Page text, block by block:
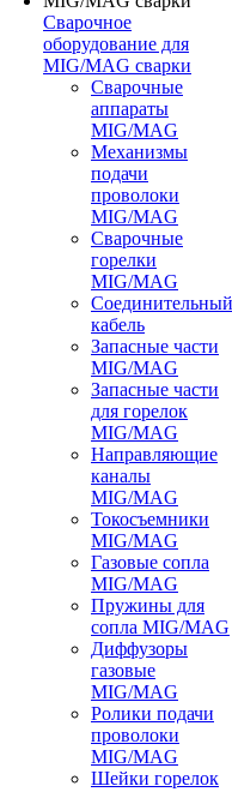
Сварочное
оборудование для
MIG/MAG сварки
Сварочные
аппараты
MIG/MAG
Механизмы
подачи
проволоки
MIG/MAG
Сварочные
горелки
MIG/MAG
Соединительный
кабель
Запасные части
MIG/MAG
Запасные части
для горелок
MIG/MAG
Направляющие
каналы
MIG/MAG
Токосъемники
MIG/MAG
Газовые сопла
MIG/MAG
Пружины для
сопла MIG/MAG
Диффузоры
газовые
MIG/MAG
Ролики подачи
проволоки
MIG/MAG
Шейки горелок